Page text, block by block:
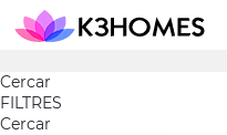
Cercar
FILTRES
Cercar